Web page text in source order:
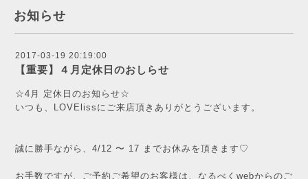
お知らせ
2017-03-19 20:19:00
【重要】４月定休日のおしらせ
☆4月 定休日のお知らせ☆
いつも、LOVElissにご来店頂きありがとうございます。
誠に勝手ながら、4/12 〜 17 までお休みを頂きます♡
お手数ですが、ご予約ご希望のお客様は、なるべくwebからのご